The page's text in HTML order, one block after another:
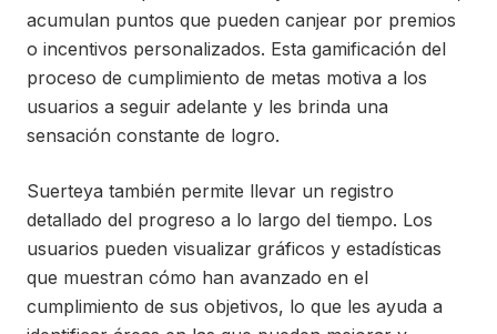
acumulan puntos que pueden canjear por premios
o incentivos personalizados. Esta gamificación del
proceso de cumplimiento de metas motiva a los
usuarios a seguir adelante y les brinda una
sensación constante de logro.
Suerteya también permite llevar un registro
detallado del progreso a lo largo del tiempo. Los
usuarios pueden visualizar gráficos y estadísticas
que muestran cómo han avanzado en el
cumplimiento de sus objetivos, lo que les ayuda a